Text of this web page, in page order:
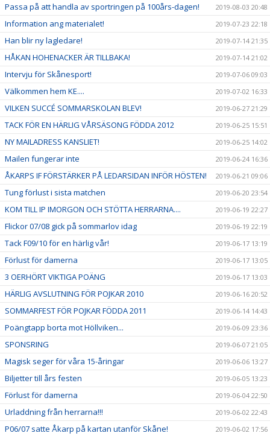
Passa på att handla av sportringen på 100års-dagen! 2019-08-03 20:48
Information ang materialet! 2019-07-23 22:18
Han blir ny lagledare! 2019-07-14 21:35
HÅKAN HOHENACKER ÄR TILLBAKA! 2019-07-14 21:02
Intervju för Skånesport! 2019-07-06 09:03
Välkommen hem KE.... 2019-07-02 16:33
VILKEN SUCCÉ SOMMARSKOLAN BLEV! 2019-06-27 21:29
TACK FÖR EN HÄRLIG VÅRSÄSONG FÖDDA 2012 2019-06-25 15:51
NY MAILADRESS KANSLIET! 2019-06-25 14:02
Mailen fungerar inte 2019-06-24 16:36
ÅKARPS IF FÖRSTÄRKER PÅ LEDARSIDAN INFÖR HÖSTEN! 2019-06-21 09:06
Tung förlust i sista matchen 2019-06-20 23:54
KOM TILL IP IMORGON OCH STÖTTA HERRARNA.... 2019-06-19 22:27
Flickor 07/08 gick på sommarlov idag 2019-06-19 22:19
Tack F09/10 för en härlig vår! 2019-06-17 13:19
Förlust för damerna 2019-06-17 13:05
3 OERHÖRT VIKTIGA POÄNG 2019-06-17 13:03
HÄRLIG AVSLUTNING FÖR POJKAR 2010 2019-06-16 20:52
SOMMARFEST FÖR POJKAR FÖDDA 2011 2019-06-14 14:43
Poängtapp borta mot Höllviken... 2019-06-09 23:36
SPONSRING 2019-06-07 21:05
Magisk seger för våra 15-åringar 2019-06-06 13:27
Biljetter till års festen 2019-06-05 13:23
Förlust för damerna 2019-06-04 22:50
Urladdning från herrarna!!! 2019-06-02 22:43
P06/07 satte Åkarp på kartan utanför Skåne! 2019-06-02 17:56